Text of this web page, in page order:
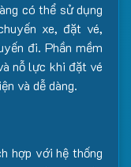
có thể sử dụng
xe, đặt vé,
đi. Phần mềm
nỗ lực khi đặt vé
và dễ dàng.
hợp với hệ thống